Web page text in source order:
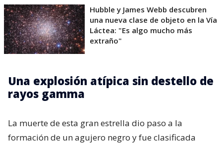
Hubble y James Webb descubren
una nueva clase de objeto en la Vía
Láctea: "Es algo mucho más
extraño"
Una explosión atípica sin destello de
rayos gamma
La muerte de esta gran estrella dio paso a la
formación de un agujero negro y fue clasificada